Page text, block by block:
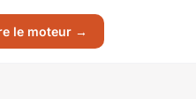
le moteur →